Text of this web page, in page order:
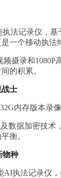
法记录仪，
一个移动执法
摄录和
的积累。
士
内存版本录
数据加密技
衡。
种
AI执法记录仪